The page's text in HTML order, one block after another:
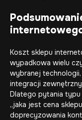
Koszt sklepu
wypadkowa wielu
wybranej
integracji
Dlatego pytania
„jaka jest cena
doprecyzowania